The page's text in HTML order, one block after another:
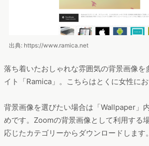
出典: https://www.ramica.net
落ち着いたおしゃれな雰囲気の背景画像を
イト「Ramica」。こちらはとくに女性にお
背景画像を選びたい場合は「Wallpaper」
めです。Zoomの背景画像として利用する
応じたカテゴリーからダウンロードします。